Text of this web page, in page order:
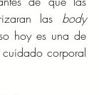
las body
hoy es una de
cuidado corporal